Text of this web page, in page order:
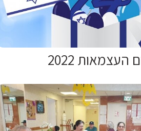
העצמאות 2022